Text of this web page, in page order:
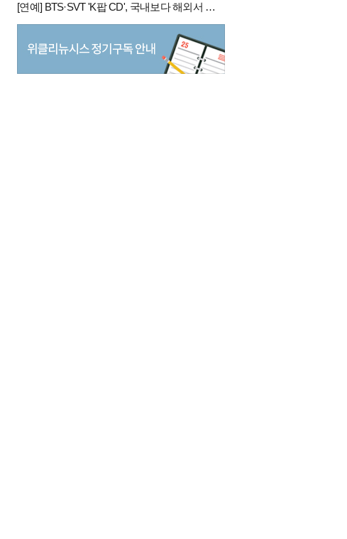
[연예] BTS·SVT 'K팝 CD', 국내보다 해외서 더 팔린다 왜?